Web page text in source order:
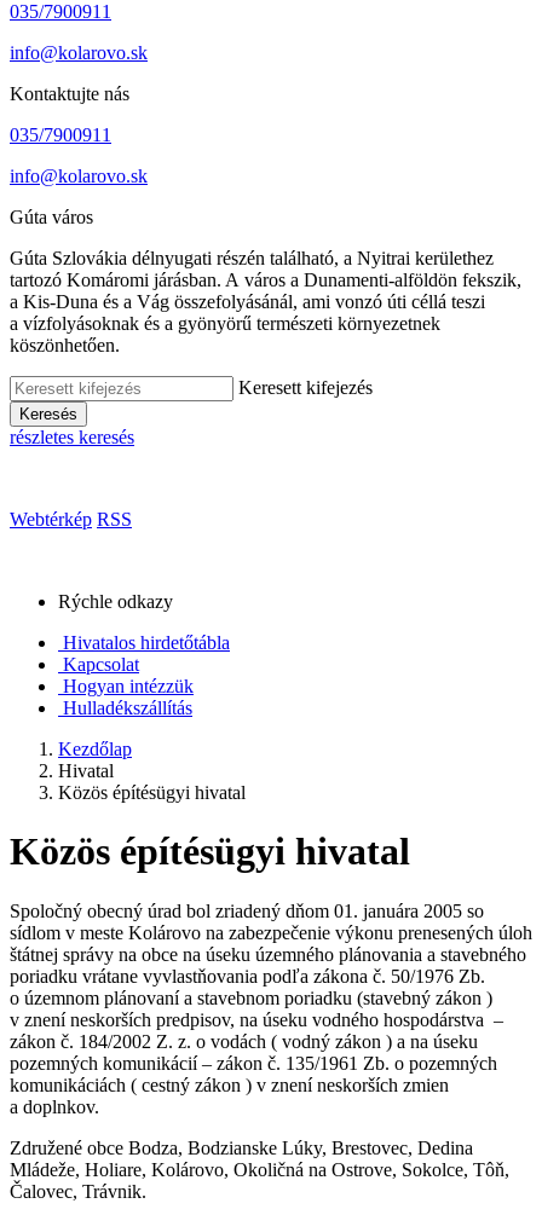
035/7900911
info@kolarovo.sk
Kontaktujte nás
035/7900911
info@kolarovo.sk
Gúta város
Gúta Szlovákia délnyugati részén található, a Nyitrai kerülethez
tartozó Komáromi járásban. A város a Dunamenti-alföldön fekszik,
a Kis-Duna és a Vág összefolyásánál, ami vonzó úti céllá teszi
a vízfolyásoknak és a gyönyörű természeti környezetnek
köszönhetően.
Keresett kifejezés
Keresés
részletes keresés
Webtérkép RSS
Rýchle odkazy
Hivatalos hirdetőtábla
Kapcsolat
Hogyan intézzük
Hulladékszállítás
Kezdőlap
Hivatal
Közös építésügyi hivatal
Közös építésügyi hivatal
Spoločný obecný úrad bol zriadený dňom 01. januára 2005 so
sídlom v meste Kolárovo na zabezpečenie výkonu prenesených úloh
štátnej správy na obce na úseku územného plánovania a stavebného
poriadku vrátane vyvlastňovania podľa zákona č. 50/1976 Zb.
o územnom plánovaní a stavebnom poriadku (stavebný zákon )
v znení neskorších predpisov, na úseku vodného hospodárstva –
zákon č. 184/2002 Z. z. o vodách ( vodný zákon ) a na úseku
pozemných komunikácií – zákon č. 135/1961 Zb. o pozemných
komunikáciách ( cestný zákon ) v znení neskorších zmien
a doplnkov.
Združené obce Bodza, Bodzianske Lúky, Brestovec, Dedina
Mládeže, Holiare, Kolárovo, Okoličná na Ostrove, Sokolce, Tôň,
Čalovec, Trávnik.